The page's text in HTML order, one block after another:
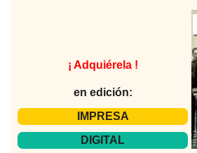
¡ Adquiérela !
en edición:
IMPRESA
DIGITAL